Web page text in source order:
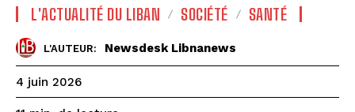
L'ACTUALITÉ DU LIBAN SOCIÉTÉ SANTÉ
L'AUTEUR: Newsdesk Libnanews
4 juin 2026